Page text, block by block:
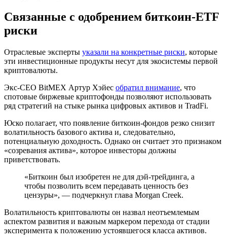
Связанные с одобрением биткоин-ETF
риски
Отраслевые эксперты указали на конкретные риски, которые
эти инвестиционные продукты несут для экосистемы первой
криптовалюты.
Экс-CEO BitMEX Артур Хэйес обратил внимание, что
спотовые биржевые криптофонды позволяют использовать
ряд стратегий на стыке рынка цифровых активов и TradFi.
Юско полагает, что появление биткоин-фондов резко снизит
волатильность базового актива и, следовательно,
потенциальную доходность. Однако он считает это признаком
«созревания актива», которое инвесторы должны
приветствовать.
«Биткоин был изобретен не для дэй-трейдинга, а
чтобы позволить всем передавать ценность без
цензуры», — подчеркнул глава Morgan Creek.
Волатильность криптовалюты он назвал неотъемлемым
аспектом развития и важным маркером перехода от стадии
эксперимента к положению устоявшегося класса активов.